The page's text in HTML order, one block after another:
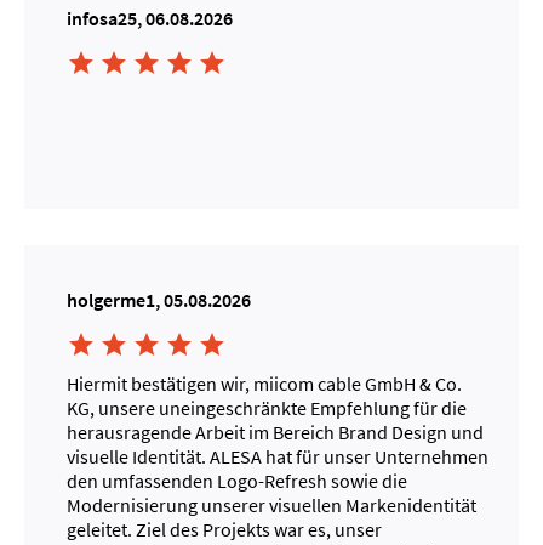
infosa25, 06.08.2026
    
holgerme1, 05.08.2026
    
Hiermit bestätigen wir, miicom cable GmbH & Co.
KG, unsere uneingeschränkte Empfehlung für die
herausragende Arbeit im Bereich Brand Design und
visuelle Identität. ALESA hat für unser Unternehmen
den umfassenden Logo-Refresh sowie die
Modernisierung unserer visuellen Markenidentität
geleitet. Ziel des Projekts war es, unser